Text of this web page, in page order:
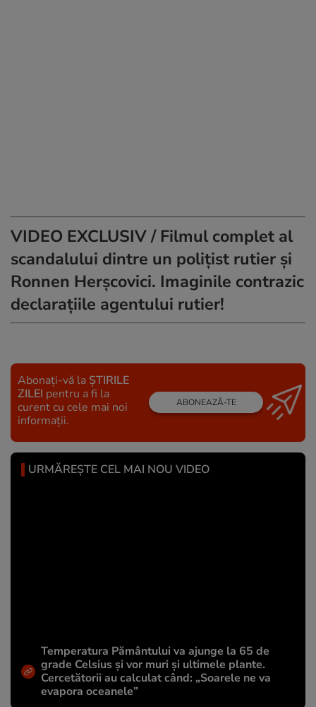
VIDEO EXCLUSIV / Filmul complet al
scandalului dintre un polițist rutier și
Ronnen Herșcovici. Imaginile contrazic
declarațiile agentului rutier!
Abonați-vă la ȘTIRILE
ZILEI pentru a fi la
curent cu cele mai noi
informații.
ABONEAZĂ-TE
URMĂREȘTE CEL MAI NOU VIDEO
Temperatura Pământului va ajunge la 65 de
grade Celsius și vor muri și ultimele plante.
Cercetătorii au calculat când: „Soarele ne va
evapora oceanele”